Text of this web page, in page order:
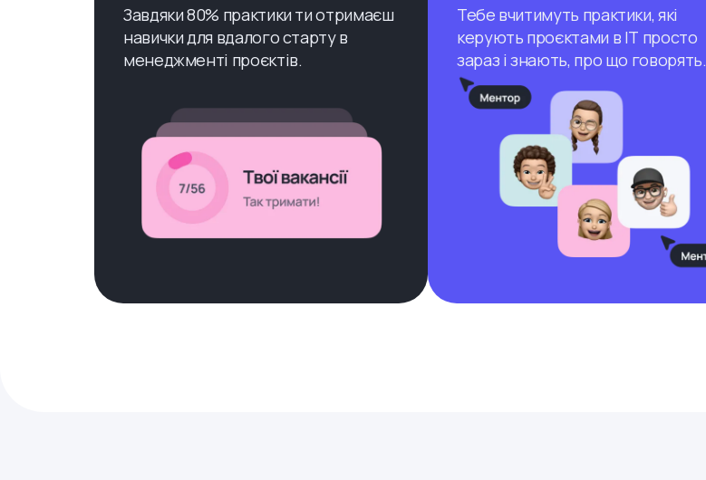
Завдяки 80% практики ти отримаєш
навички для вдалого старту в
менеджменті проєктів.
Тебе вчитимуть практики, які
керують проєктами в ІТ просто
зараз і знають, про що говорять.